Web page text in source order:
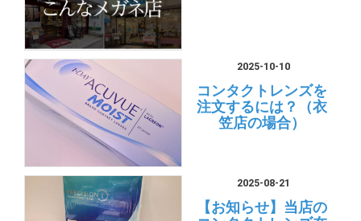
2025-10-10
コンタクトレンズを
注文するには？（衣
笠店の場合）
2025-08-21
【お知らせ】当店の